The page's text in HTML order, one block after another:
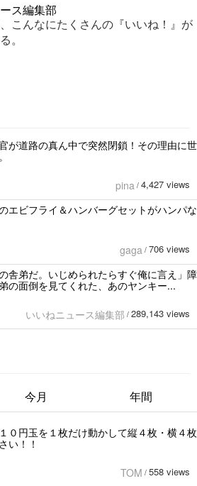
ス編集部
こんなにたくさんの『いいね！』が
。
が道路の真ん中で突然閉鎖！その理由に世
pina / 4,427 views
エビフライ＆ハンバーグセットがハンパな
gaga / 706 views
舎弟だ。いじめられたらすぐ俺に言え」障
の面倒を見てくれた、あのヤンキー...
いいねニュース編集部 / 289,143 views
今月 年間
０円玉を１枚だけ動かして縦４枚・横４枚
い！！
TOM / 558 views